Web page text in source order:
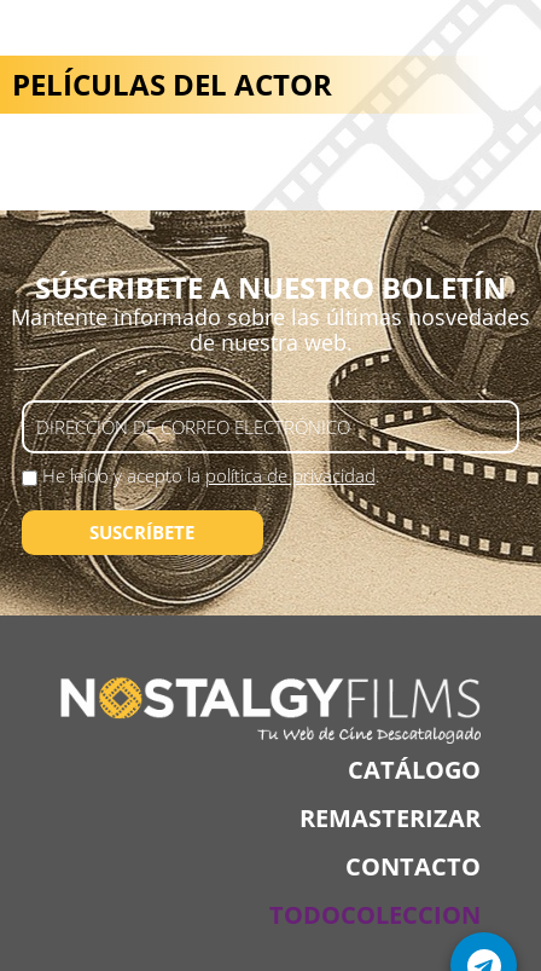
PELÍCULAS DEL ACTOR
SÚSCRIBETE A NUESTRO BOLETÍN
Mantente informado sobre las últimas nosvedades
de nuestra web.
He leído y acepto lapolítica de privacidad.
SUSCRÍBETE
CATÁLOGO
REMASTERIZAR
CONTACTO
TODOCOLECCION